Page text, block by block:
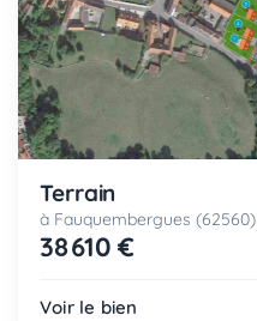
Terrain
à Fauquembergues (62560)
38 610 €
Voir le bien